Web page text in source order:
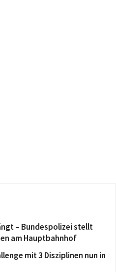
– Bundespolizei stellt
am Hauptbahnhof
mit 3 Disziplinen nun in